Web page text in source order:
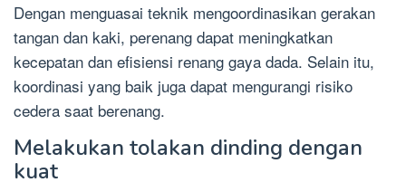
Dengan menguasai teknik mengoordinasikan gerakan
tangan dan kaki, perenang dapat meningkatkan
kecepatan dan efisiensi renang gaya dada. Selain itu,
koordinasi yang baik juga dapat mengurangi risiko
cedera saat berenang.
Melakukan tolakan dinding dengan
kuat